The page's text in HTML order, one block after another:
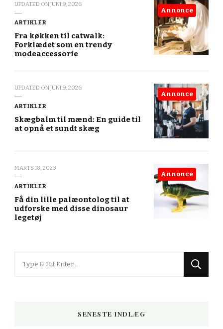
UPDATED ONJUNI 9, 2026
ARTIKLER
Fra køkken til catwalk:
Forklædet som en trendy
modeaccessorie
Annonce
UPDATED ONJUNI 9, 2026
ARTIKLER
Skægbalm til mænd: En guide til
at opnå et sundt skæg
Annonce
MARTS 18, 2023
ARTIKLER
Få din lille palæontolog til at
udforske med disse dinosaur
legetøj
Annonce
SENESTE INDLÆG